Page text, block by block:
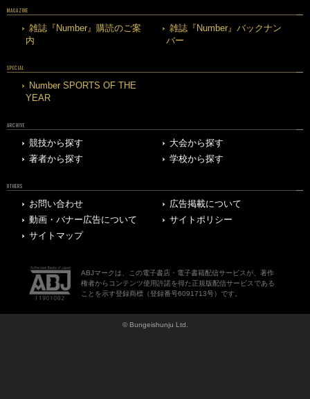
MAGAZINE
雑誌『Number』購読のご案
内
雑誌『Number』バックナン
バー
SPECIAL
Number SPORTS OF THE
YEAR
ARCHIVE
競技から探す
大会から探す
著者から探す
学校から探す
OTHERS
お問い合わせ
広告掲載について
動画・バナー広告について
サイトポリシー
サイトマップ
ABJマークは、この電子書店・電子書籍配信サービスが、著作
権者からコンテンツ使用許諾を得た正規版配信サービスである
ことを示す登録商標（登録番号6091713号）です。
© Bungeishunju Ltd.